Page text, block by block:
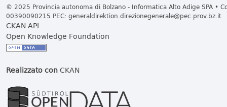
© 2025 Provincia autonoma di Bolzano - Informatica Alto Adige SPA •
00390090215 PEC: generaldirektion.direzionegenerale@pec.prov.bz.it
CKAN API
Open Knowledge Foundation
Realizzato conCKAN